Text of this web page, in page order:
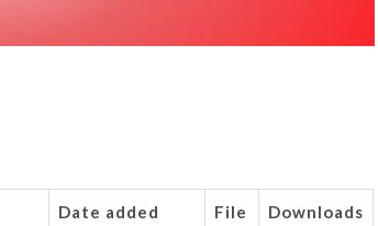
Date added
File
Downloads